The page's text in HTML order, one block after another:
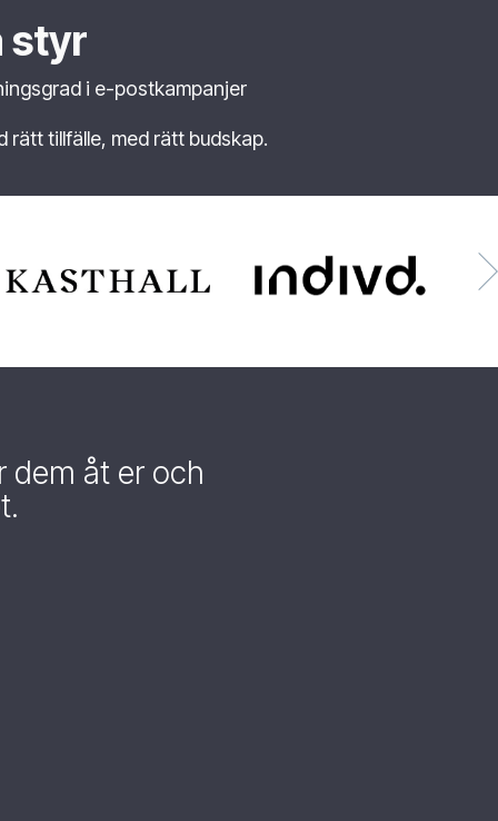
styr
i e-postkampanjer
tillfälle, med rätt budskap.
dem åt er och